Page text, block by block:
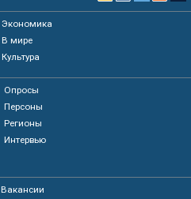
Экономика
В мире
Культура
Опросы
Персоны
Регионы
Интервью
Вакансии